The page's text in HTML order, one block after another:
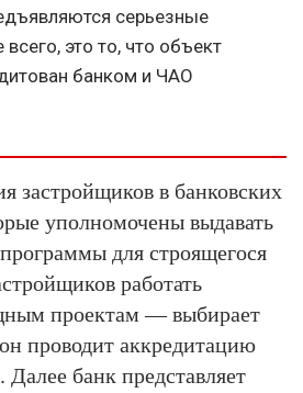
серьезные
это то, что объект
банком и ЧАО
застройщиков в банковских
уполномочены выдавать
для строящегося
работать
проектам — выбирает
проводит аккредитацию
Далее банк представляет